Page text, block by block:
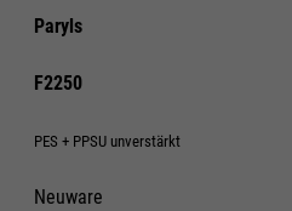
Paryls
F2250
PES + PPSU unverstärkt
Neuware